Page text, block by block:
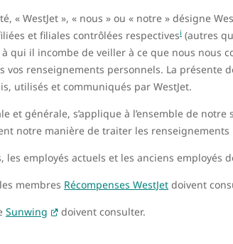
WestJet », « nous » ou « notre » désigne
et filiales contrôlées respectivesi (autres
qui il incombe de veiller à ce que nous nous
renseignements personnels. La présente
utilisés et communiqués par WestJet.
générale, s’applique à l’ensemble de notre
notre manière de traiter les renseignements
les employés actuels et les anciens employés
membres Récompenses WestJet doivent
Sunwing doivent consulter.